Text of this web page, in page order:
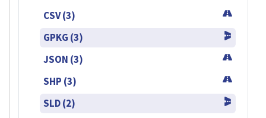
CSV (3)
GPKG (3)
JSON (3)
SHP (3)
SLD (2)